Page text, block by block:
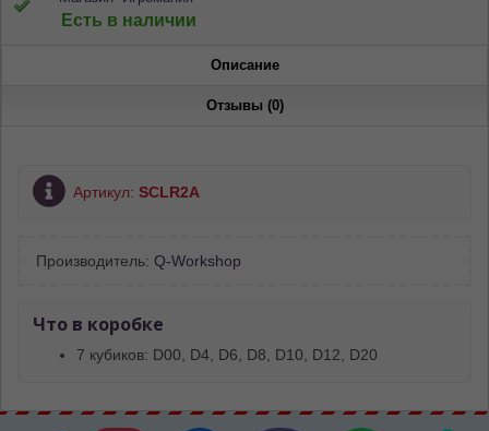
Есть в наличии
Описание
Отзывы (0)
Артикул: SCLR2A
Производитель: Q-Workshop
Что в коробке
7 кубиков: D00, D4, D6, D8, D10, D12, D20